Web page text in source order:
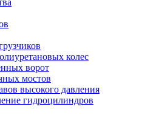
колес
ворот
мостов
высокого давления
гидроцилиндров